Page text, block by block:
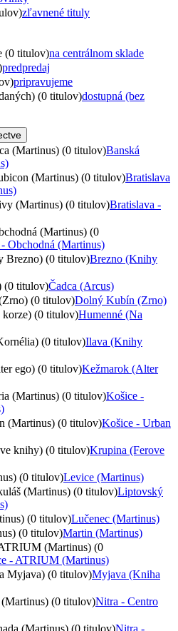
zľavnené tituly
(0 titulov)na centrálnom sklade
predpredaj
pripravujeme
(0 titulov)dostupná (bez
(Martinus) (0 titulov)Banská
(Martinus) (0 titulov)Bratislava
(Martinus) (0 titulov)Bratislava -
(Martinus) (0
Obchodná (Martinus)
Brezno) (0 titulov)Brezno (Knihy
(0 titulov)Čadca (Arcus)
(0 titulov)Dolný Kubín (Zrno)
korze) (0 titulov)Humenné (Na
(0 titulov)Ilava (Knihy
ego) (0 titulov)Kežmarok (Alter
(Martinus) (0 titulov)Košice -
(Martinus) (0 titulov)Košice - Urban
knihy) (0 titulov)Krupina (Ferove
(0 titulov)Levice (Martinus)
(Martinus) (0 titulov)Liptovský
(0 titulov)Lučenec (Martinus)
(0 titulov)Martin (Martinus)
(Martinus) (0
- ATRIUM (Martinus)
Myjava) (0 titulov)Myjava (Kniha
(0 titulov)Nitra - Centro
(Martinus) (0 titulov)Nitra -